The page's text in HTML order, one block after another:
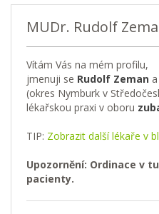
MUDr. Rudolf
Vítám Vás na mém profilu,
jmenuji se Rudolf Zeman
(okres Nymburk v
lékařskou praxi v oboru
TIP: Zobrazit další lékaře v
Upozornění: Ordinace v
pacienty.